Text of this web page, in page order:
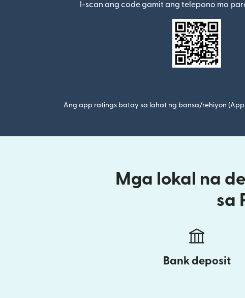
I-scan ang code gamit ang telepono mo
Ang app ratings batay sa lahat ng bansa/rehiyon
Mga lokal na
sa
Bank deposit